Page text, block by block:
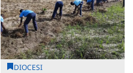
DIOCESI